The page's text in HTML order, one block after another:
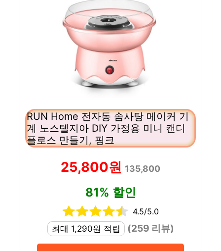
RUN Home 전자동 솜사탕 메이커 기
계 노스텔지아 DIY 가정용 미니 캔디
플로스 만들기, 핑크
25,800원 135,800
81% 할인
4.5/5.0
최대 1,290원 적립
(259 리뷰)